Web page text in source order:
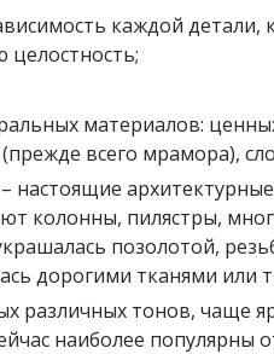
каждой детали,
целостность;
материалов:
всего мрамора),
настоящие
колонны, пилястры,
позолотой,
дорогими тканями или
различных тонов, чаще
наиболее популярны